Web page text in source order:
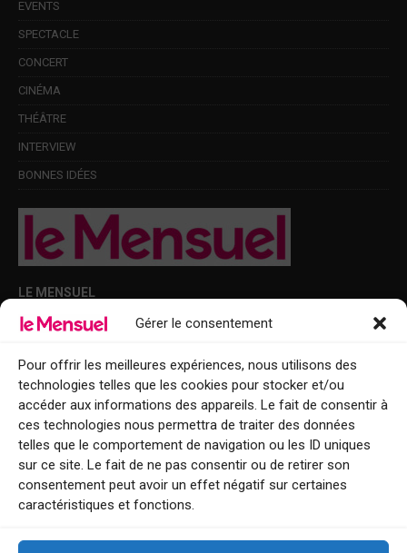
Gérer le consentement
Pour offrir les meilleures expériences, nous utilisons des
technologies telles que les cookies pour stocker et/ou
accéder aux informations des appareils. Le fait de consentir à
ces technologies nous permettra de traiter des données
telles que le comportement de navigation ou les ID uniques
sur ce site. Le fait de ne pas consentir ou de retirer son
consentement peut avoir un effet négatif sur certaines
caractéristiques et fonctions.
EVENTS
SPECTACLE
CONCERT
CINÉMA
THÉÂTRE
INTERVIEW
BONNES IDÉES
LE MENSUEL
Points de diffusion Var et Alpes-Maritimes : oû trouver Le Mensuel ?
Le Mensuel en PDF : consultez le magazine en ligne
Qui sommes-nous ?
BFM Top Sorties
EVENT
Tourisme week-end : envie de vous évader le temps d’un week-end ou
Explorez nos bonnes adresses